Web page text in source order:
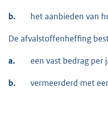
b. het aanbieden van
De afvalstoffenheffing
a. een vast bedrag per
b. vermeerderd met